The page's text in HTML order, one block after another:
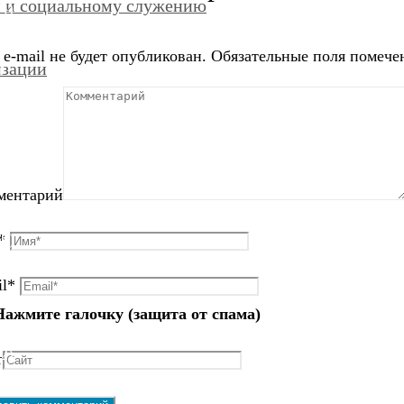
и социальному служению
mail не будет опубликован. Обязательные поля
*
галочку (защита от спама)